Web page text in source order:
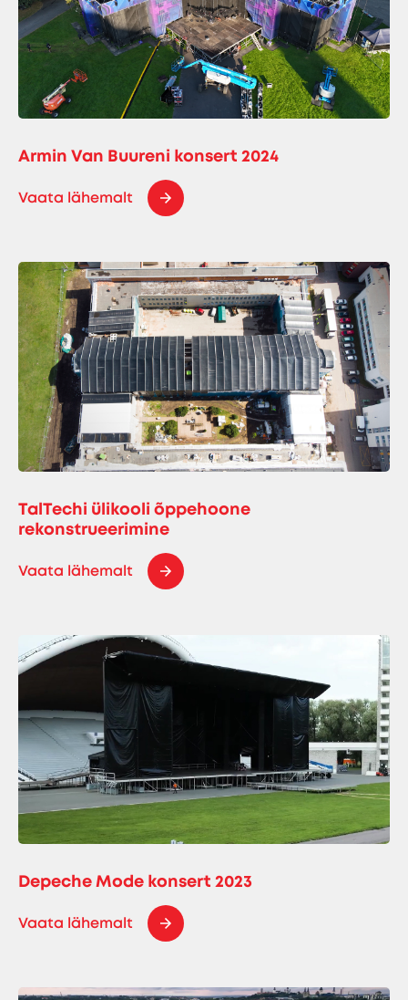
Armin Van Buureni konsert 2024
Vaata lähemalt
TalTechi ülikooli õppehoone
rekonstrueerimine
Vaata lähemalt
Depeche Mode konsert 2023
Vaata lähemalt